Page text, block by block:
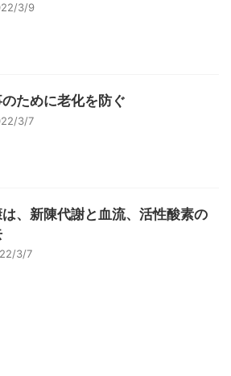
3/9
ために老化を防ぐ
3/7
、新陳代謝と血流、活性酸素の
3/7